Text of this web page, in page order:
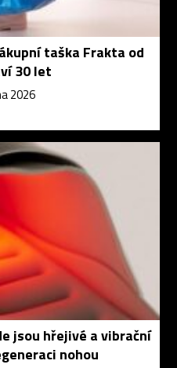
taška Frakta od
30 let
2026
jsou hřejivé a vibrační
nohou